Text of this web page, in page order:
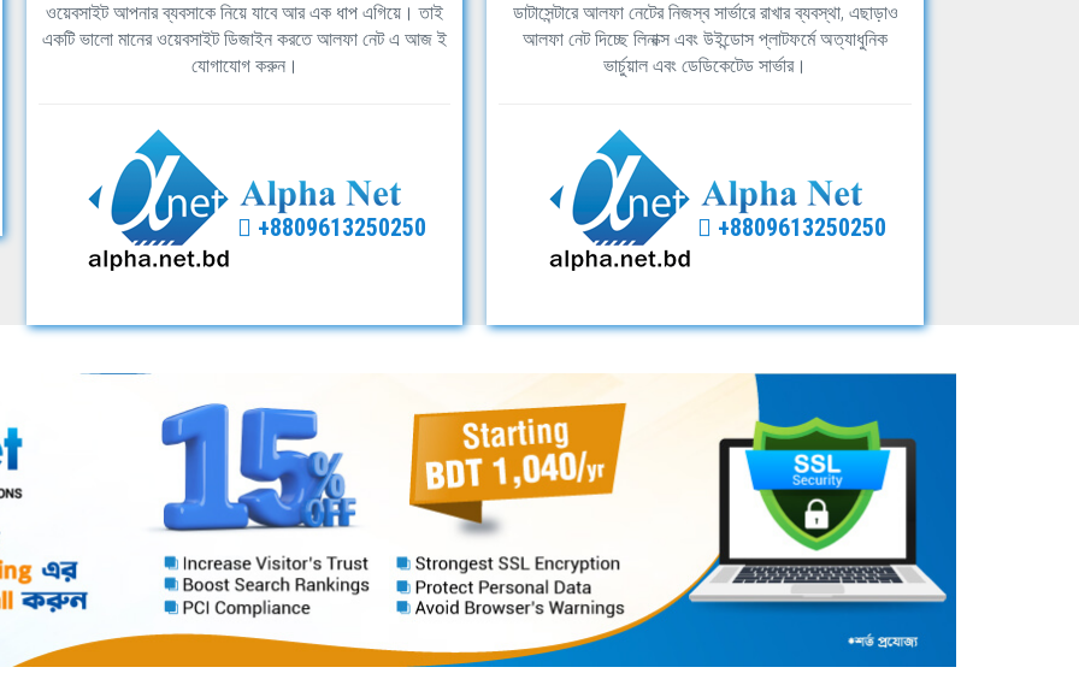
ওয়েবসাইট আপনার ব্যবসাকে নিয়ে যাবে আর এক ধাপ এগিয়ে। তাই
একটি ভালো মানের ওয়েবসাইট ডিজাইন করতে আলফা নেট এ আজ ই
যোগাযোগ করুন।
+8809613250250
ডাটাসেন্টারে আলফা নেটের নিজস্ব সার্ভারে রাখার ব্যবস্থা, এছাড়াও
আলফা নেট দিচ্ছে লিনাক্স এবং উইন্ডোস প্লাটফর্মে অত্যাধুনিক
ভার্চুয়াল এবং ডেডিকেটেড সার্ভার।
+8809613250250